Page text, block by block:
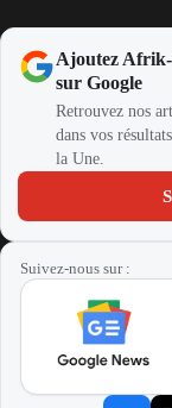
Ajoutez Afrik-
sur Google
Retrouvez nos
dans vos
la Une.
Suivez-nous sur :